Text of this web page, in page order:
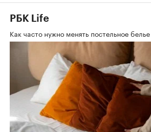
РБК Life
Как часто нужно менять постельное